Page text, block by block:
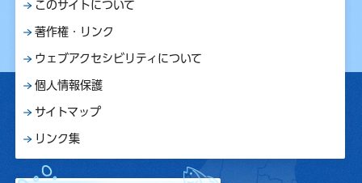
このサイトについて
著作権・リンク
ウェブアクセシビリティについて
個人情報保護
サイトマップ
リンク集